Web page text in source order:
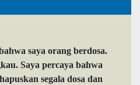
saya orang berdosa.
Saya percaya bahwa
segala dosa dan